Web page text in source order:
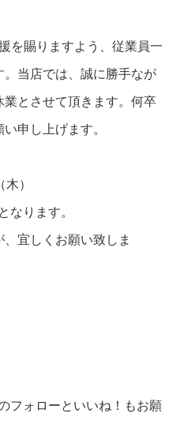
を賜りますよう、従業員一
当店では、誠に勝手なが
とさせて頂きます。何卒
申し上げます。
）
なります。
宜しくお願い致しま
フォローといいね！もお願